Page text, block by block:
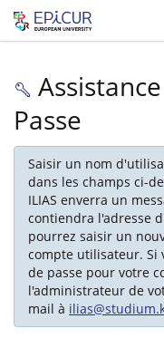
Passe
Saisir un nom
dans les champs ci-
ILIAS enverra un
contiendra l'adresse
pourrez saisir un
compte utilisateur. Si
de passe pour votre
l'administrateur de
mail à